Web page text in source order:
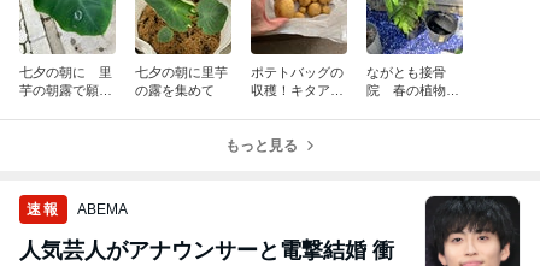
七夕の朝に 里
芋の朝露で願い
七夕の朝に里芋
の露を集めて
ポテトバッグの
収穫！キタアカ
ながとも接骨
院 春の植物大
もっと見る
速報 ABEMA
人気芸人がアナウンサーと電撃結婚 衝